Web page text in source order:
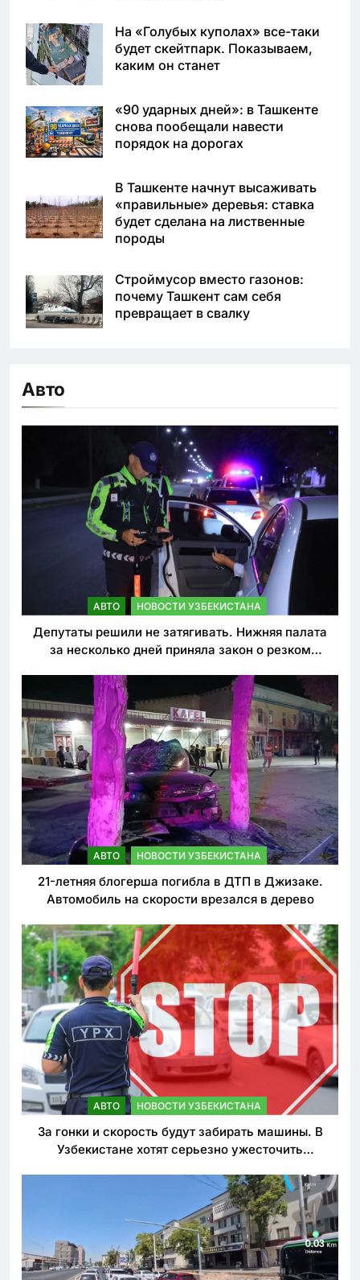
На «Голубых куполах» все-таки
будет скейтпарк. Показываем,
каким он станет
«90 ударных дней»: в Ташкенте
снова пообещали навести
порядок на дорогах
В Ташкенте начнут высаживать
«правильные» деревья: ставка
будет сделана на лиственные
породы
Строймусор вместо газонов:
почему Ташкент сам себя
превращает в свалку
Авто
АВТО НОВОСТИ УЗБЕКИСТАНА
Депутаты решили не затягивать. Нижняя палата
за несколько дней приняла закон о резком
АВТО НОВОСТИ УЗБЕКИСТАНА
21-летняя блогерша погибла в ДТП в Джизаке.
Автомобиль на скорости врезался в дерево
АВТО НОВОСТИ УЗБЕКИСТАНА
За гонки и скорость будут забирать машины. В
Узбекистане хотят серьезно ужесточить